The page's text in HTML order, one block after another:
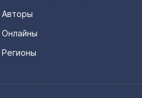
Авторы
Онлайны
Регионы